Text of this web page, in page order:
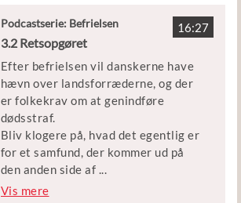
Udgivet af Børne- og
Undervisningsministeriet
stemmer på at få deres gamle
hverdag fra før krigen tilbage.
Medvirkende: Historiker Niels Wium
Olesen
Klip: DR, Filmcentralen,
Frihedsmuseet og Københavns
Beredskab
16:27
Podcastserie: Befrielsen
3.2 Retsopgøret
Efter befrielsen vil danskerne have
hævn over landsforræderne, og der
er folkekrav om at genindføre
dødsstraf.
Bliv klogere på, hvad det egentlig er
for et samfund, der kommer ud på
den anden side af ...
fem års besættelse.
Vis mere